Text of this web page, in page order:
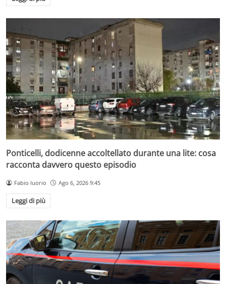
Ponticelli, dodicenne accoltellato durante una lite: cosa
racconta davvero questo episodio
Fabio Iuorio Ago 6, 2026 9:45
Leggi di più